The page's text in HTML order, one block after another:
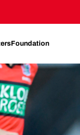
Foundation